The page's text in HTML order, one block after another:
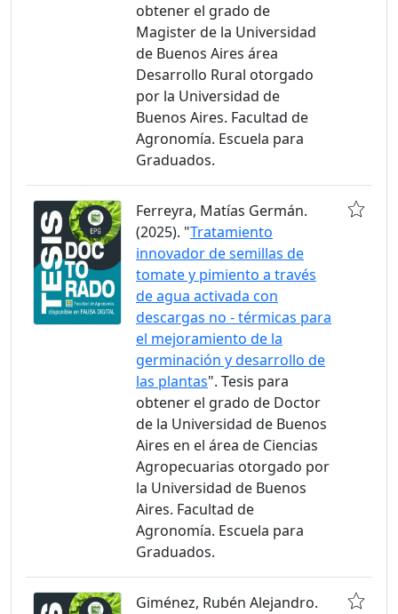
obtener el grado de
Magister de la Universidad
de Buenos Aires área
Desarrollo Rural otorgado
por la Universidad de
Buenos Aires. Facultad de
Agronomía. Escuela para
Graduados.
Ferreyra, Matías Germán.
(2025). "Tratamiento
innovador de semillas de
tomate y pimiento a través
de agua activada con
descargas no - térmicas para
el mejoramiento de la
germinación y desarrollo de
las plantas". Tesis para
obtener el grado de Doctor
de la Universidad de Buenos
Aires en el área de Ciencias
Agropecuarias otorgado por
la Universidad de Buenos
Aires. Facultad de
Agronomía. Escuela para
Graduados.
Giménez, Rubén Alejandro.